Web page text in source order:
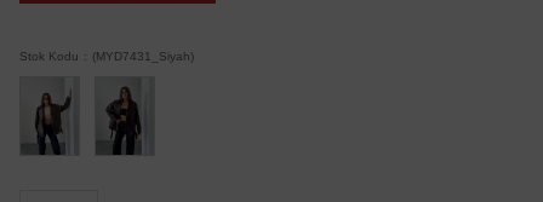
Stok Kodu (MYD7431_Siyah)